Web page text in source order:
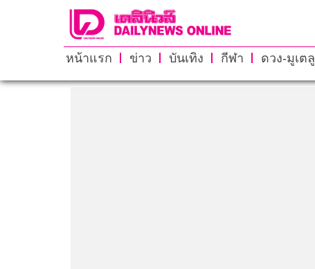
หน้าแรก ข่าว บันเทิง กีฬา ดวง-มูเตลู